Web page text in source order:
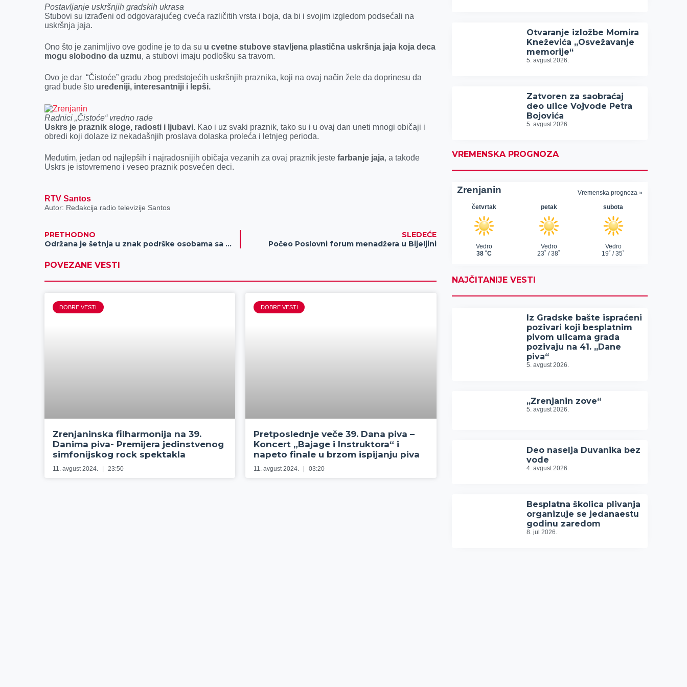
r
Postavljanje uskršnjih gradskih ukrasa
Stubovi su izrađeni od odgovarajućeg cveća različitih vrsta i boja, da bi i svojim izgledom podsećali na
uskršnja jaja.
Ono što je zanimljivo ove godine je to da su u cvetne stubove stavljena plastična uskršnja jaja koja deca
mogu slobodno da uzmu, a stubovi imaju podlošku sa travom.
Ovo je dar “Čistoće” gradu zbog predstojećih uskršnjih praznika, koji na ovaj način žele da doprinesu da
grad bude što uređeniji, interesantniji i lepši.
Radnici „Čistoće“ vredno rade
Uskrs je praznik sloge, radosti i ljubavi. Kao i uz svaki praznik, tako su i u ovaj dan uneti mnogi običaji i
obredi koji dolaze iz nekadašnjih proslava dolaska proleća i letnjeg perioda.
Međutim, jedan od najlepših i najradosnijih običaja vezanih za ovaj praznik jestefarbanje jaja, a takođe
Uskrs je istovremeno i veseo praznik posvećen deci.
RTV Santos
Autor: Redakcija radio televizije Santos
PRETHODNO
Održana je šetnja u znak podrške osobama sa Daunovim sindromom
SLEDEĆE
Počeo Poslovni forum menadžera u Bijeljini
POVEZANE VESTI
DOBRE VESTI
Zrenjaninska filharmonija na 39.
Danima piva- Premijera jedinstvenog
simfonijskog rock spektakla
11. avgust 2024. 23:50
DOBRE VESTI
Pretposlednje veče 39. Dana piva –
Koncert „Bajage i Instruktora“ i
napeto finale u brzom ispijanju piva
11. avgust 2024. 03:20
Otvaranje izložbe Momira
Kneževića „Osvežavanje
memorije“
5. avgust 2026.
Zatvoren za saobraćaj
deo ulice Vojvode Petra
Bojovića
5. avgust 2026.
VREMENSKA PROGNOZA
NAJČITANIJE VESTI
Iz Gradske bašte ispraćeni
pozivari koji besplatnim
pivom ulicama grada
pozivaju na 41. „Dane
piva“
5. avgust 2026.
„Zrenjanin zove“
5. avgust 2026.
Deo naselja Duvanika bez
vode
4. avgust 2026.
Besplatna školica plivanja
organizuje se jedanaestu
godinu zaredom
8. jul 2026.